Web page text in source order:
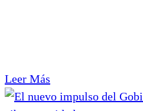
Leer Más